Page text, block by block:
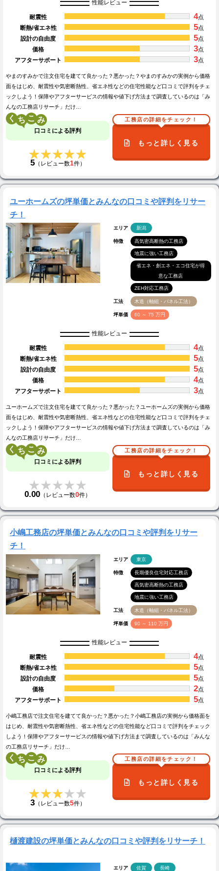
性能レビュー
耐震性 4点
断熱/省エネ性
5点
設計の自由度
5点
価格
3点
アフターサポート
3点
やまのすみかで注文住宅を建てて良かった？悪かった？やまのすみかの実例から価格
面をはじめ、耐震性や気密断熱性、省エネ性などの住宅性能など口コミで評判をチェ
ックしよう！保障やアフターサービスの情報や値下げ方法まで調査しているのは「み
んなの工務店リサーチ」だけ…
く こ
口コミによる評判
★★★★★
★★★★★
5（レビュー数1件）
工務店の詳細をチェック！
もっと詳しく見る
ユーホームズの坪単価とみんなの口コミや評判をリサー
チ！
エリア 新潟
特徴 高気密高断熱の工務店
地震に強い工務店
省エネ・創エネ・エコ住宅が得
意な工務店
ZEH対応工務店
工法 木造（軸組・パネル工法）
坪単価 60 ～ 75 万円
性能レビュー
耐震性 4点
断熱/省エネ性
5点
設計の自由度
5点
価格
4点
アフターサポート
3点
ユーホームズで注文住宅を建てて良かった？悪かった？ユーホームズの実例から価格
面をはじめ、耐震性や気密断熱性、省エネ性などの住宅性能など口コミで評判をチェ
ックしよう！保障やアフターサービスの情報や値下げ方法まで調査しているのは「み
んなの工務店リサーチ」だけ…
く こ
口コミによる評判
★★★★★
★★★★★
0.00 （レビュー数0件）
工務店の詳細をチェック！
もっと詳しく見る
小嶋工務店の坪単価とみんなの口コミや評判をリサー
チ！
エリア 東京
特徴 長期優良住宅対応工務店
高気密高断熱の工務店
地震に強い工務店
工法 木造（軸組・パネル工法）
坪単価 90 ～ 110 万円
性能レビュー
耐震性 4点
断熱/省エネ性
5点
設計の自由度
5点
価格
2点
アフターサポート
5点
小嶋工務店で注文住宅を建てて良かった？悪かった？小嶋工務店の実例から価格面を
はじめ、耐震性や気密断熱性、省エネ性などの住宅性能など口コミで評判をチェック
しよう！保障やアフターサービスの情報や値下げ方法まで調査しているのは「みんな
の工務店リサーチ」だけ…
く こ
口コミによる評判
★★★★★
★★★★★
3（レビュー数5件）
工務店の詳細をチェック！
もっと詳しく見る
樋渡建設の坪単価とみんなの口コミや評判をリサーチ！
エリア 佐賀 長崎